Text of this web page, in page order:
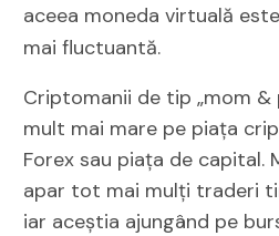
aceea moneda virtuală
mai fluctuantă.
Criptomanii de tip „mom &
mult mai mare pe piața
Forex sau piața de capital.
apar tot mai mulți traderi
iar aceștia ajungând pe